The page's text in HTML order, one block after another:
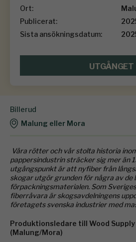
Ort:
Publicerat:
Sista ansökningsdatum:
UTGÅNGET
Billerud
Malung eller Mora
Våra rötter och vår stolta historia
pappersindustrin sträcker sig mer än
utgångspunkt är att nyfiber från
skogar utgör grunden för några av de
förpackningsmaterialen. Som
fiberråvara är skogsavdelningens
företagets svenska industrier med
Produktionsledare till Wood
(Malung/Mora)